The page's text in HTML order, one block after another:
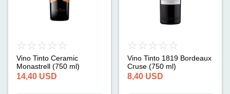
Vino Tinto Ceramic
Monastrell (750 ml)
14,40 USD
Vino Tinto 1819 Bordeaux
Cruse (750 ml)
8,40 USD